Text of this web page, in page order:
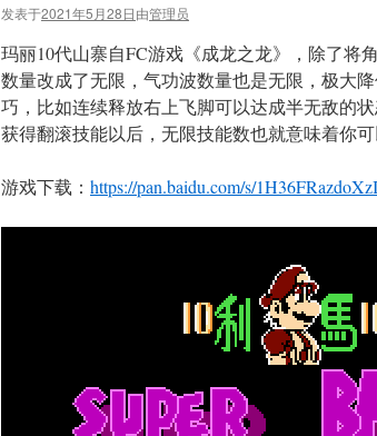
发表于2021年5月28日由管理员
玛丽10代山寨自FC游戏《成龙之龙》，除了将
数量改成了无限，气功波数量也是无限，极大
巧，比如连续释放右上飞脚可以达成半无敌的
获得翻滚技能以后，无限技能数也就意味着你可
游戏下载： https://pan.baidu.com/s/